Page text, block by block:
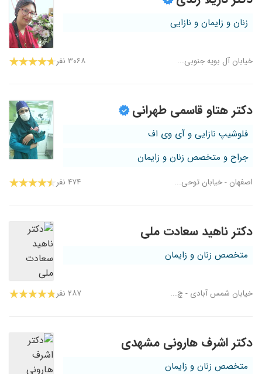
زنان و زایمان و نازایی
خیابان آل بویه جنوبی... ۳۰۶۸ نفر
دکتر هتاو قاسمی طهرانی
فلوشیپ نازایی و آی وی اف
جراح و متخصص زنان و زایمان
اصفهان - خیابان توحی... ۴۷۴ نفر
دکتر ناهید سعادت ملی
متخصص زنان و زایمان
خیابان شمس آبادی - چ... ۲۸۷ نفر
دکتر اشرف هارونی مشهدی
متخصص زنان و زایمان